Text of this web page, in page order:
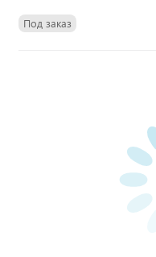
Под заказ